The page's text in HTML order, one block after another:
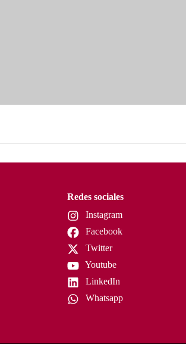
Redes sociales
Instagram
Facebook
Twitter
Youtube
LinkedIn
Whatsapp